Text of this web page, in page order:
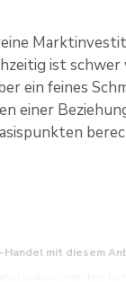
ist
ein feines
einer
Handel mit diesem